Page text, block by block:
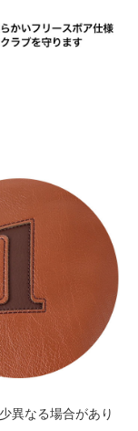
異なる場合があり